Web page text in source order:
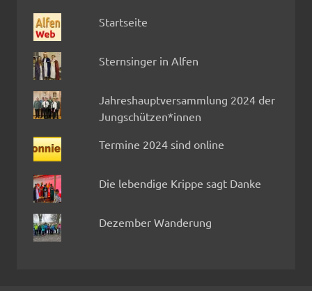
Startseite
Sternsinger in Alfen
Jahreshauptversammlung 2024 der
Jungschützen*innen
Termine 2024 sind online
Die lebendige Krippe sagt Danke
Dezember Wanderung